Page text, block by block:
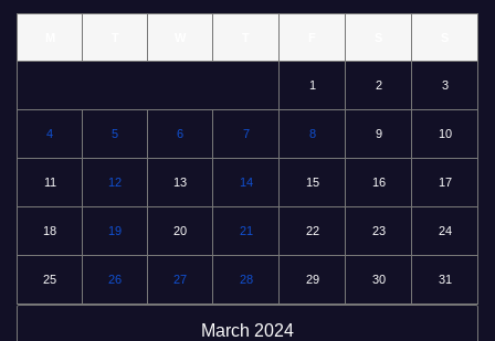
March 2024
1 2 3
4 5 6 7 8 9 10
11 12 13 14 15 16 17
18 19 20 21 22 23 24
25 26 27 28 29 30 31